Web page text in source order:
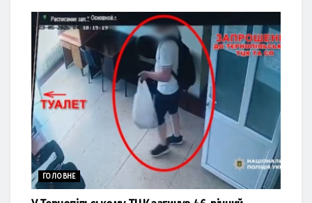
ГОЛОВНЕ